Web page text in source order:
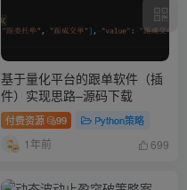
基于量化平台的跟单软件（插
件）实现思路–源码下载
付费资源 99 Python策略
1年前 699